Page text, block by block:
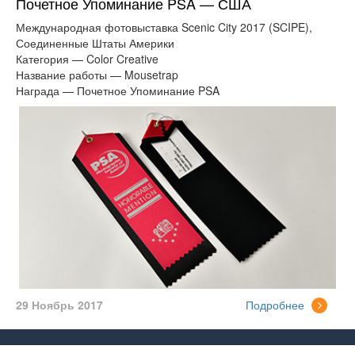
Международная фотовыставка Scenic City 2017 (SCIPE),
Соединенные Штаты Америки
Категория — Color Creative
Название работы — Mousetrap
Награда — Почетное Упоминание PSA
29 Ноябрь 2017 Подробнее